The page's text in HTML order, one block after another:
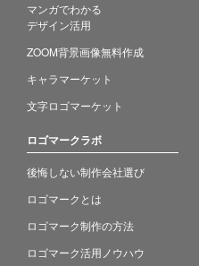
マンガでわかる
デザイン活用
ZOOM背景画像無料作成
キャラマーケット
文字ロゴマーケット
ロゴマークラボ
後悔しない制作会社選び
ロゴマークとは
ロゴマーク制作の方法
ロゴマーク活用ノウハウ